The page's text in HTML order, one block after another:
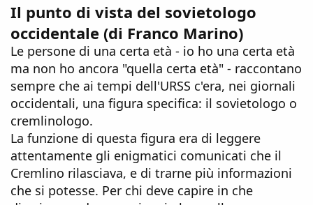
Il punto di vista del sovietologo
occidentale (di Franco Marino)
Le persone di una certa età - io ho una certa età
ma non ho ancora "quella certa età" - raccontano
sempre che ai tempi dell'URSS c'era, nei giornali
occidentali, una figura specifica: il sovietologo o
cremlinologo.
La funzione di questa figura era di leggere
attentamente gli enigmatici comunicati che il
Cremlino rilasciava, e di trarne più informazioni
che si potesse. Per chi deve capire in che